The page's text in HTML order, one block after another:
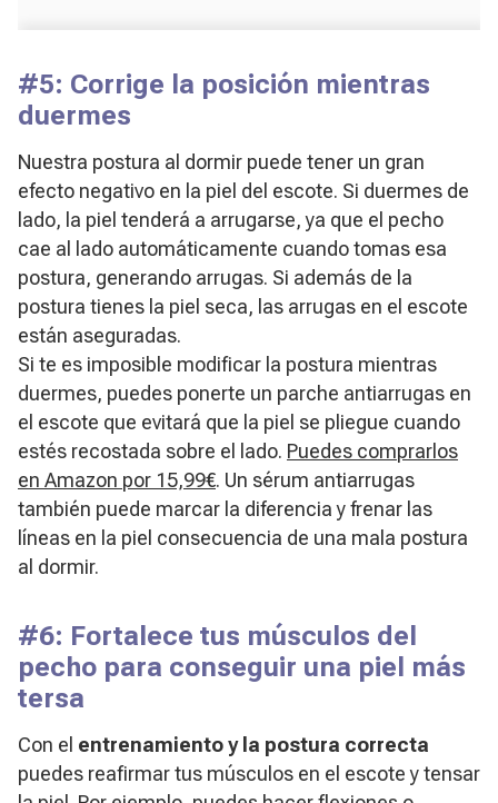
#5: Corrige la posición mientras
duermes
Nuestra postura al dormir puede tener un gran
efecto negativo en la piel del escote. Si duermes de
lado, la piel tenderá a arrugarse, ya que el pecho
cae al lado automáticamente cuando tomas esa
postura, generando arrugas. Si además de la
postura tienes la piel seca, las arrugas en el escote
están aseguradas.
Si te es imposible modificar la postura mientras
duermes, puedes ponerte un parche antiarrugas en
el escote que evitará que la piel se pliegue cuando
estés recostada sobre el lado. Puedes comprarlos
en Amazon por 15,99€. Un sérum antiarrugas
también puede marcar la diferencia y frenar las
líneas en la piel consecuencia de una mala postura
al dormir.
#6: Fortalece tus músculos del
pecho para conseguir una piel más
tersa
Con el entrenamiento y la postura correcta
puedes reafirmar tus músculos en el escote y tensar